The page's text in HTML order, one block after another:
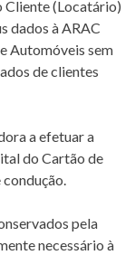
Cliente (Locatário)
dados à ARAC
Automóveis sem
de clientes
a efetuar a
do Cartão de
pela
necessário à